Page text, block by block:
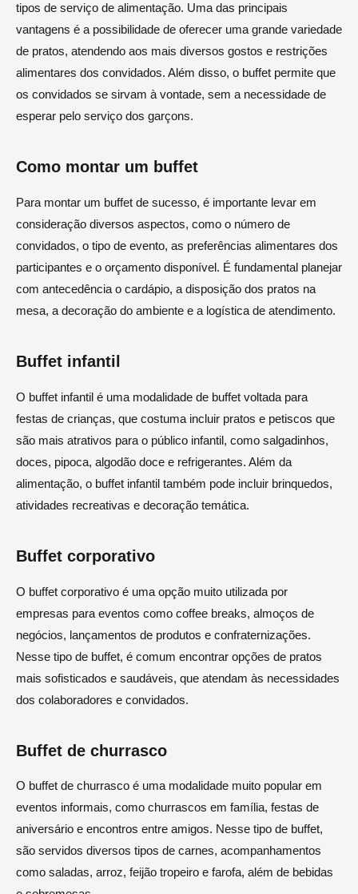
tipos de serviço de alimentação. Uma das principais
vantagens é a possibilidade de oferecer uma grande variedade
de pratos, atendendo aos mais diversos gostos e restrições
alimentares dos convidados. Além disso, o buffet permite que
os convidados se sirvam à vontade, sem a necessidade de
esperar pelo serviço dos garçons.
Como montar um buffet
Para montar um buffet de sucesso, é importante levar em
consideração diversos aspectos, como o número de
convidados, o tipo de evento, as preferências alimentares dos
participantes e o orçamento disponível. É fundamental planejar
com antecedência o cardápio, a disposição dos pratos na
mesa, a decoração do ambiente e a logística de atendimento.
Buffet infantil
O buffet infantil é uma modalidade de buffet voltada para
festas de crianças, que costuma incluir pratos e petiscos que
são mais atrativos para o público infantil, como salgadinhos,
doces, pipoca, algodão doce e refrigerantes. Além da
alimentação, o buffet infantil também pode incluir brinquedos,
atividades recreativas e decoração temática.
Buffet corporativo
O buffet corporativo é uma opção muito utilizada por
empresas para eventos como coffee breaks, almoços de
negócios, lançamentos de produtos e confraternizações.
Nesse tipo de buffet, é comum encontrar opções de pratos
mais sofisticados e saudáveis, que atendam às necessidades
dos colaboradores e convidados.
Buffet de churrasco
O buffet de churrasco é uma modalidade muito popular em
eventos informais, como churrascos em família, festas de
aniversário e encontros entre amigos. Nesse tipo de buffet,
são servidos diversos tipos de carnes, acompanhamentos
como saladas, arroz, feijão tropeiro e farofa, além de bebidas